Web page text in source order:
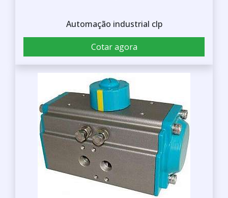
Automação industrial clp
Cotar agora